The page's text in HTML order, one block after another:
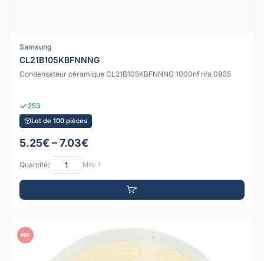
Samsung
CL21B105KBFNNNG
Condensateur céramique CL21B105KBFNNNG 1000nf n/a 0805
253
Lot de 100 pièces
5.25€ – 7.03€
Quantité: Min: 1
PDF